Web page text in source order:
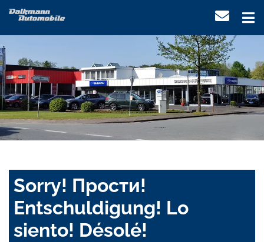
Sorry! Прости!
Entschuldigung! Lo
siento! Désolé!